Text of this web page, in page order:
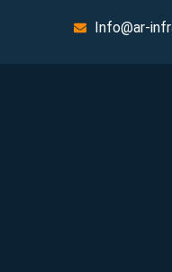
Info@ar-